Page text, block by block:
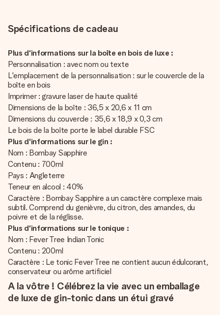
Spécifications de cadeau
Plus d'informations sur la boîte en bois de luxe :
Personnalisation : avec nom ou texte
L'emplacement de la personnalisation : sur le couvercle de la
boîte en bois
Imprimer : gravure laser de haute qualité
Dimensions de la boîte : 36,5 x 20,6 x 11 cm
Dimensions du couvercle : 35,6 x 18,9 x 0,3 cm
Le bois de la boîte porte le label durable FSC
Plus d'informations sur le gin :
Nom : Bombay Sapphire
Contenu : 700ml
Pays : Angleterre
Teneur en alcool : 40%
Caractère : Bombay Sapphire a un caractère complexe mais
subtil. Comprend du genièvre, du citron, des amandes, du
poivre et de la réglisse.
Plus d'informations sur le tonique :
Nom : Fever Tree Indian Tonic
Contenu : 200ml
Caractère : Le tonic Fever Tree ne contient aucun édulcorant,
conservateur ou arôme artificiel
A la vôtre ! Célébrez la vie avec un emballage
de luxe de gin-tonic dans un étui gravé